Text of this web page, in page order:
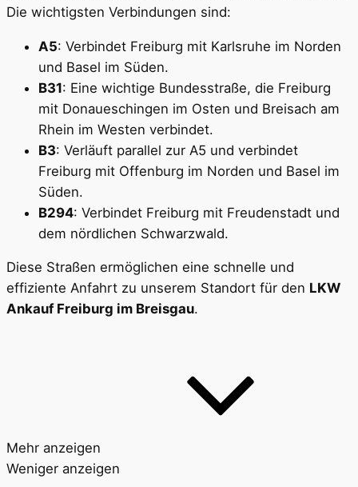
Die wichtigsten Verbindungen sind:
A5: Verbindet Freiburg mit Karlsruhe im Norden
und Basel im Süden.
B31: Eine wichtige Bundesstraße, die Freiburg
mit Donaueschingen im Osten und Breisach am
Rhein im Westen verbindet.
B3: Verläuft parallel zur A5 und verbindet
Freiburg mit Offenburg im Norden und Basel im
Süden.
B294: Verbindet Freiburg mit Freudenstadt und
dem nördlichen Schwarzwald.
Diese Straßen ermöglichen eine schnelle und
effiziente Anfahrt zu unserem Standort für den LKW
Ankauf Freiburg im Breisgau.
Mehr anzeigen
Weniger anzeigen